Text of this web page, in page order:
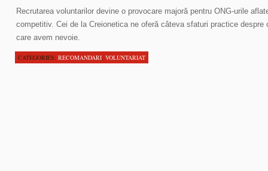
Recrutarea voluntarilor devine o provocare majoră pentru ONG-urile
competitiv. Cei de la Creionetica ne oferă câteva sfaturi practice
care avem nevoie.
CATEGORIES: RECOMANDARI, VOLUNTARIAT